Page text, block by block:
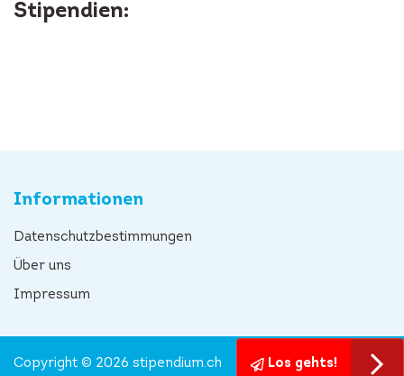
Stipendien:
Informationen
Datenschutzbestimmungen
Über uns
Impressum
Los gehts!
Copyright © 2026 stipendium.ch